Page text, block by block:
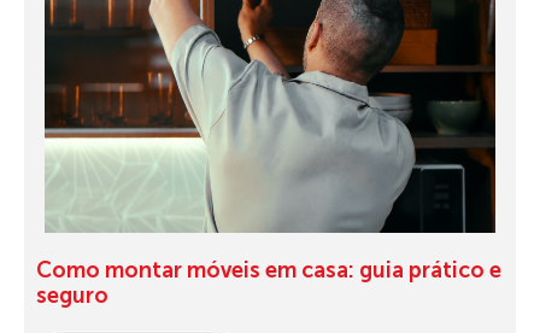
Como montar móveis em casa: guia prático e
seguro